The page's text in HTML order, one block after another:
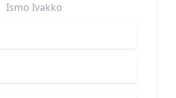
Ismo Ivakko